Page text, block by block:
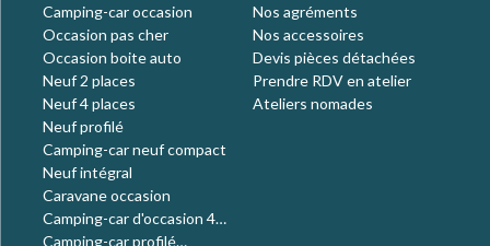
Camping-car occasion
Occasion pas cher
Occasion boite auto
Neuf 2 places
Neuf 4 places
Neuf profilé
Camping-car neuf compact
Neuf intégral
Caravane occasion
Camping-car d'occasion 4
places
Camping-car profilé
Nos agréments
Nos accessoires
Devis pièces détachées
Prendre RDV en atelier
Ateliers nomades